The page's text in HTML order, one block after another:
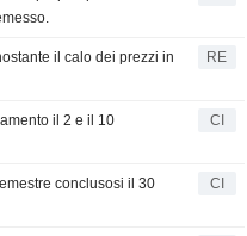
il calo dei prezzi in
RE
il 2 e il 10
CI
conclusosi il 30
CI